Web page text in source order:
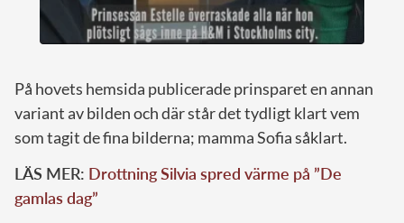
På hovets hemsida publicerade prinsparet en annan
variant av bilden och där står det tydligt klart vem
som tagit de fina bilderna; mamma Sofia såklart.
LÄS MER: Drottning Silvia spred värme på ”De
gamlas dag”